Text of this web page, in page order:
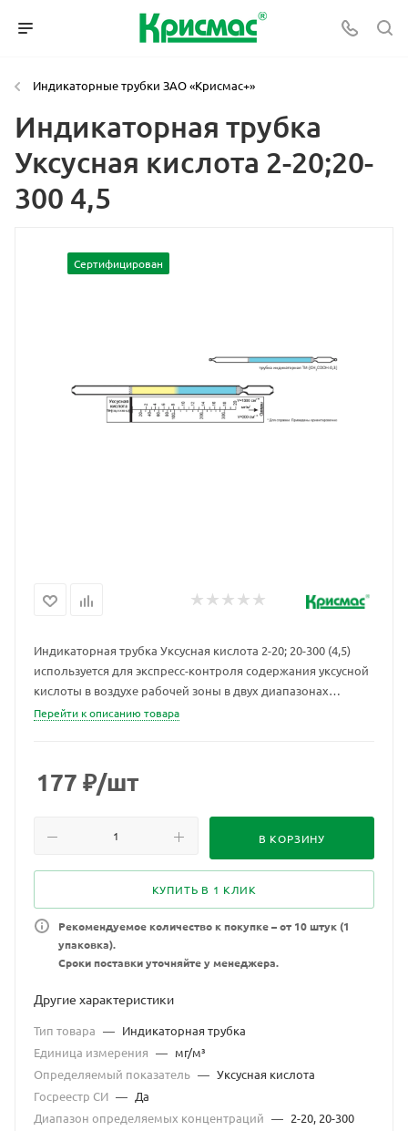
Индикаторные трубки ЗАО «Крисмас+»
Индикаторная трубка
Уксусная кислота 2-20;20-
300 4,5
Сертифицирован
Индикаторная трубка Уксусная кислота 2-20; 20-300 (4,5)
используется для экспресс-контроля содержания уксусной
кислоты в воздухе рабочей зоны в двух диапазонах
определяемых концентраций: от 2 до 30 мг/м3 на уровне
Перейти к описанию товара
177 ₽/шт
В КОРЗИНУ
КУПИТЬ В 1 КЛИК
Рекомендуемое количество к покупке – от 10 штук (1
упаковка).
Сроки поставки уточняйте у менеджера.
Другие характеристики
Тип товара — Индикаторная трубка
Единица измерения — мг/м³
Определяемый показатель — Уксусная кислота
Госреестр СИ — Да
Диапазон определяемых концентраций — 2-20, 20-300